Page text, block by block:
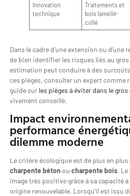
Innovation
technique
Traitements et
bois lamellé-
collé
Dans le cadre d’une extension ou
de bien identifier les risques liés au
estimation peut conduire à des
ces pièges, consulter un expert comme
guide sur les pièges à éviter dans le
vivement conseillé.
Impact
performance
dilemme moderne
Le critère écologique est de plus en
charpente béton ou charpente bois.
image très positive grâce à sa capacité
origine renouvelable. Lorsqu’il est issu